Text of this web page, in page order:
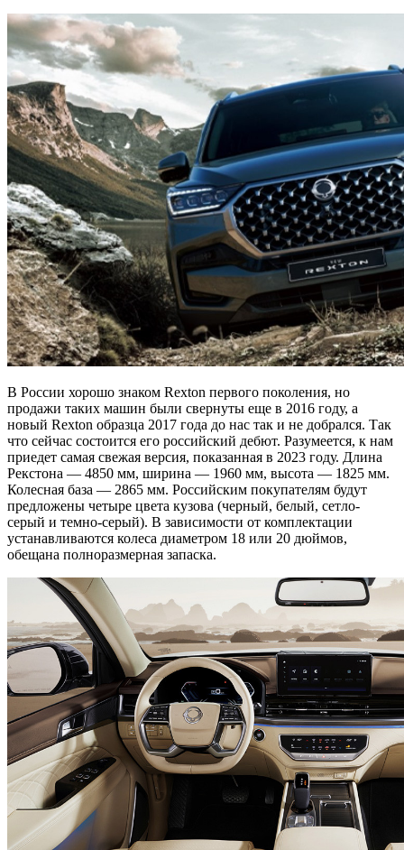
В России хорошо знаком Rexton первого поколения, но
продажи таких машин были свернуты еще в 2016 году, а
новый Rexton образца 2017 года до нас так и не добрался. Так
что сейчас состоится его российский дебют. Разумеется, к нам
приедет самая свежая версия, показанная в 2023 году. Длина
Рекстона — 4850 мм, ширина — 1960 мм, высота — 1825 мм.
Колесная база — 2865 мм. Российским покупателям будут
предложены четыре цвета кузова (черный, белый, сетло-
серый и темно-серый). В зависимости от комплектации
устанавливаются колеса диаметром 18 или 20 дюймов,
обещана полноразмерная запаска.